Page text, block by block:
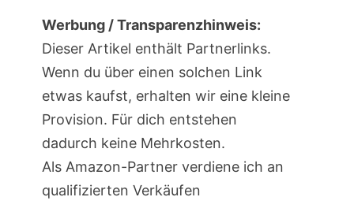
Werbung / Transparenzhinweis:
Dieser Artikel enthält Partnerlinks.
Wenn du über einen solchen Link
etwas kaufst, erhalten wir eine kleine
Provision. Für dich entstehen
dadurch keine Mehrkosten.
Als Amazon-Partner verdiene ich an
qualifizierten Verkäufen